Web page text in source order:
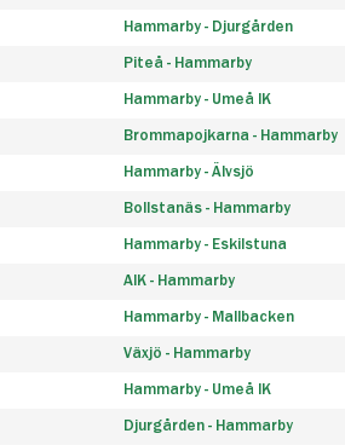
Hammarby - Djurgården
Piteå - Hammarby
Hammarby - Umeå IK
Brommapojkarna - Hammarby
Hammarby - Älvsjö
Bollstanäs - Hammarby
Hammarby - Eskilstuna
AIK - Hammarby
Hammarby - Mallbacken
Växjö - Hammarby
Hammarby - Umeå IK
Djurgården - Hammarby